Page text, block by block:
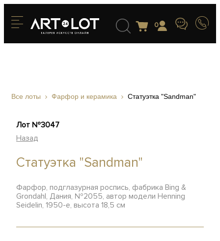
0
Все лоты Фарфор и керамика Статуэтка "Sandman"
Лот №3047
Назад
Статуэтка "Sandman"
Фарфор, подглазурная роспись, фабрика Bing &
Grondahl, Дания, №2055, автор модели Henning
Seidelin, 1950-е, высота 18,5 см